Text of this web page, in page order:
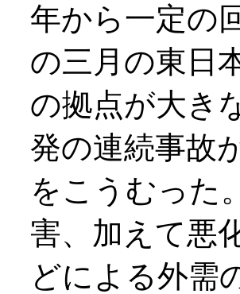
年から一定の
の三月の東日
の拠点が大き
発の連続事故
をこうむった
害、加えて悪
どによる外需